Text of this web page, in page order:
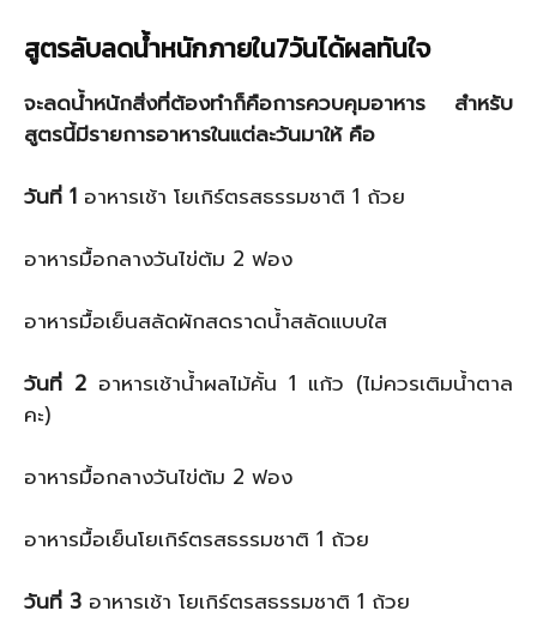
สูตรลับลดน้ำหนักภายใน7วันได้ผลทันใจ
จะลดน้ำหนักสิ่งที่ต้องทำก็คือการควบคุมอาหาร สำหรับ
สูตรนี้มีรายการอาหารในแต่ละวันมาให้ คือ
วันที่ 1 อาหารเช้า โยเกิร์ตรสธรรมชาติ 1 ถ้วย
อาหารมื้อกลางวันไข่ต้ม 2 ฟอง
อาหารมื้อเย็นสลัดผักสดราดน้ำสลัดแบบใส
วันที่ 2 อาหารเช้าน้ำผลไม้คั้น 1 แก้ว (ไม่ควรเติมน้ำตาล
คะ)
อาหารมื้อกลางวันไข่ต้ม 2 ฟอง
อาหารมื้อเย็นโยเกิร์ตรสธรรมชาติ 1 ถ้วย
วันที่ 3 อาหารเช้า โยเกิร์ตรสธรรมชาติ 1 ถ้วย